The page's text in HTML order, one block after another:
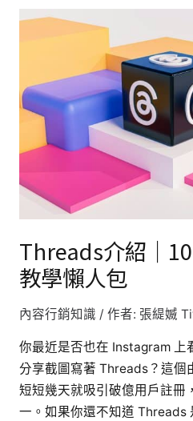
Threads介紹｜
教學懶人包
內容行銷知識 / 作者: 張緹媙
你最近是否也在 Instagram 上
分享截圖寫著 Threads？這個
短短幾天就吸引破億用戶註冊
一。如果你還不知道 Threads
Threads
｜
10
功
＋
教
學
人
包